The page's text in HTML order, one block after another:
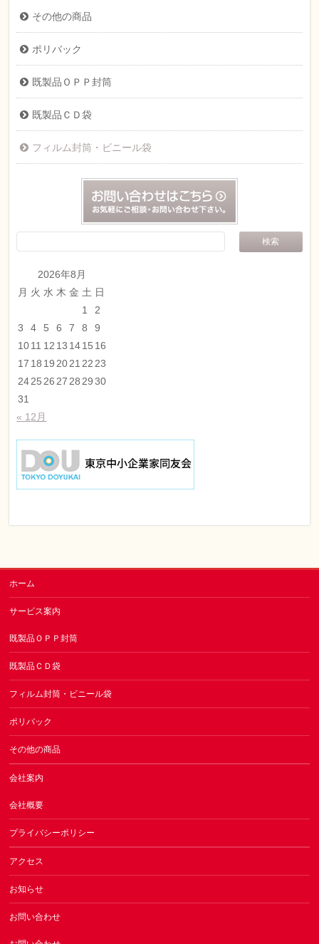
その他の商品
ポリバック
既製品ＯＰＰ封筒
既製品ＣＤ袋
フィルム封筒・ビニール袋
2026年8月
月 火 水 木 金 土 日
1
2
3
4 5 6 7 8
9
1011 12 13 1415 16
17 18 19 2021 22 23
2425 26 27 28 29 30
31
« 12月
ホーム
サービス案内
既製品ＯＰＰ封筒
既製品ＣＤ袋
フィルム封筒・ビニール袋
ポリバック
その他の商品
会社案内
会社概要
プライバシーポリシー
アクセス
お知らせ
お問い合わせ